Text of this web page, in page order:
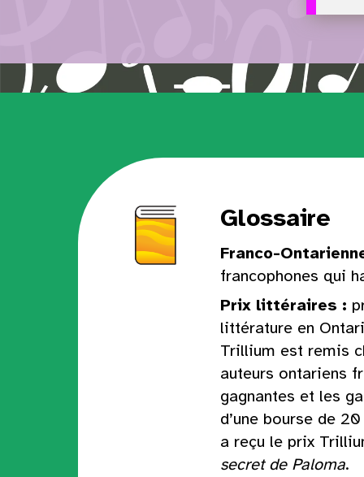
Glossaire
Franco-
francophones qui
Prix littéraires :
littérature en
Trillium est remis
auteurs ontariens
gagnantes et les
d’une bourse de
a reçu le prix
secret de Paloma.